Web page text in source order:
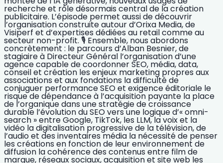
recherche et rôle désormais central de la création
publicitaire. L’épisode permet aussi de découvrir
l’organisation construite autour d’Orixa Media, de
Visiperf et d’expertises dédiées au retail comme au
secteur non-profit. 🎙️ Ensemble, nous abordons
concrètement : le parcours d’Alban Besnier, de
stagiaire à Directeur Général l’organisation d’une
agence capable de coordonner SEO, média, data,
conseil et création les enjeux marketing propres aux
associations et aux fondations la difficulté de
conjuguer performance SEO et exigence éditoriale le
risque de dépendance à l’acquisition payante la place
de l’organique dans une stratégie de croissance
durable l’évolution du SEO vers une logique d’« omni-
search » entre Google, TikTok, les LLM, la voix et la
vidéo la digitalisation progressive de la télévision, de
l’audio et des inventaires média la nécessité de penser
les créations en fonction de leur environnement de
diffusion la cohérence des contenus entre film de
marque, réseaux sociaux, acquisition et site web les